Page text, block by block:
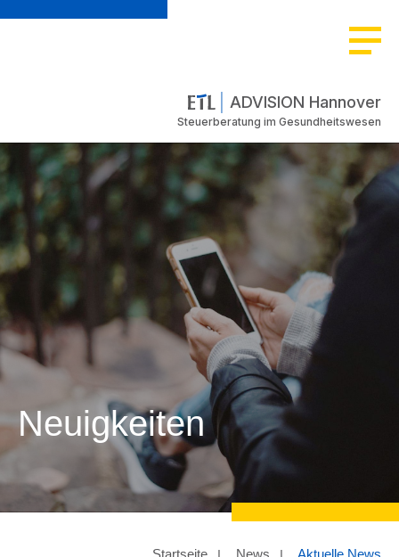
ADVISION Hannover
Steuerberatung im Gesundheitswesen
Neuigkeiten
Startseite News Aktuelle News